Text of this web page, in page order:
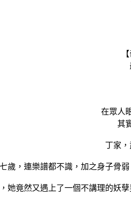
在眾人
其
丁家
歲，連樂譜都不識，加之身子骨
她竟然又遇上了一個不講理的妖